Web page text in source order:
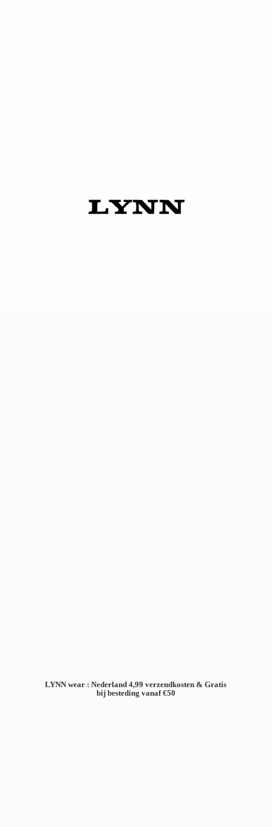
LYNN wear : Nederland 4,99 verzendkosten & Gratis
bij besteding vanaf €50